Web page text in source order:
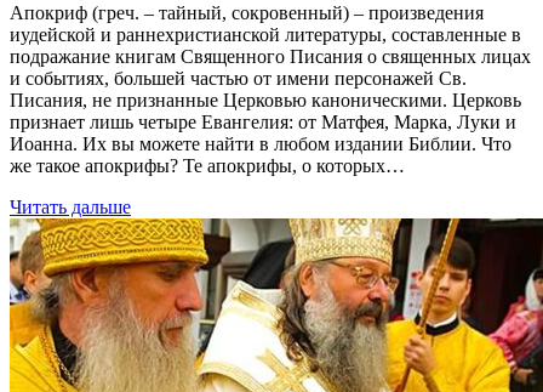
Апокриф (греч. – тайный, сокровенный) – произведения
иудейской и раннехристианской литературы, составленные в
подражание книгам Священного Писания о священных лицах
и событиях, большей частью от имени персонажей Св.
Писания, не признанные Церковью каноническими. Церковь
признает лишь четыре Евангелия: от Матфея, Марка, Луки и
Иоанна. Их вы можете найти в любом издании Библии. Что
же такое апокрифы? Те апокрифы, о которых…
Читать дальше